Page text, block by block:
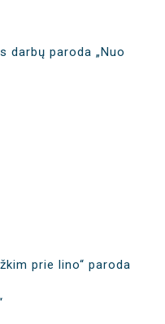
darbų paroda „Nuo
prie lino“ paroda